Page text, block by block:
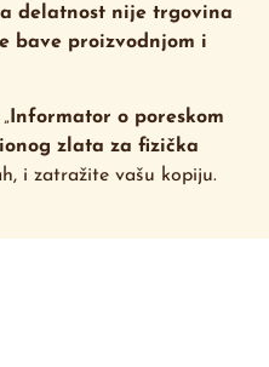
delatnost nije trgovina
bave proizvodnjom i
Informator o poreskom
zlata za fizička
i zatražite vašu kopiju.